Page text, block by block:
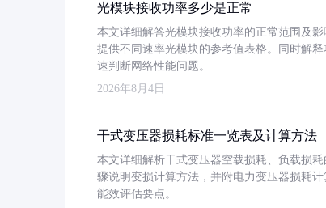
光模块接收功率多少是正常
本文详细解答光模块接收功率的正常范围及
提供不同速率光模块的参考值表格。同时解
速判断网络性能问题。
2026年8月4日
干式变压器损耗标准一览表及计算方法
本文详细解析干式变压器空载损耗、负载损
骤说明变损计算方法，并附电力变压器损耗
能效评估要点。